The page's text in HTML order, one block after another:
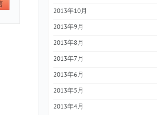
2013年10月
2013年9月
2013年8月
2013年7月
2013年6月
2013年5月
2013年4月